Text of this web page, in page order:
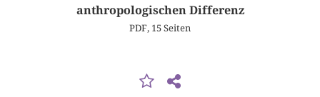
anthropologischen Differenz
PDF, 15 Seiten